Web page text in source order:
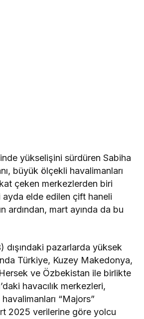
yükselişini sürdüren Sabiha
büyük ölçekli havalimanları
çeken merkezlerden biri
elde edilen çift haneli
ardından, mart ayında da bu
dışındaki pazarlarda yüksek
Türkiye, Kuzey Makedonya,
ve Özbekistan ile birlikte
havacılık merkezleri,
“Majors”
2025 verilerine göre yolcu